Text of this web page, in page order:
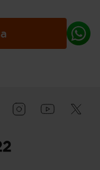
l (mixto) y
freno) (
fabricante )
(lado